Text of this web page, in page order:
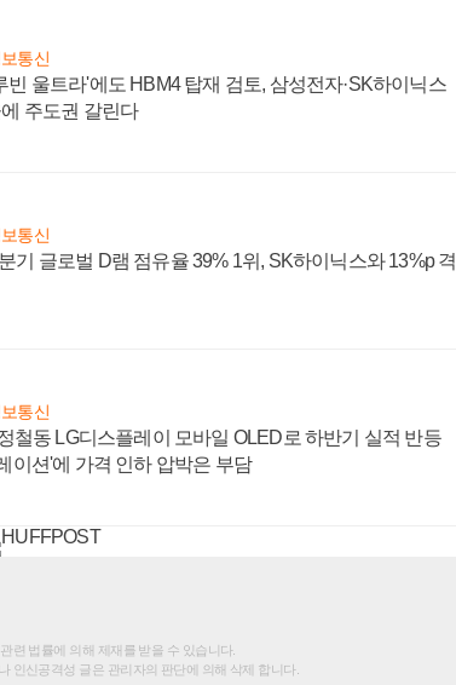
통신
빈 울트라'에도 HBM4 탑재 검토, 삼성전자·SK하이닉스
주도권 갈린다
통신
기 글로벌 D램 점유율 39% 1위, SK하이닉스와 13%p 격
통신
철동 LG디스플레이 모바일 OLED로 하반기 실적 반등
이션'에 가격 인하 압박은 부담
련 법률에 의해 제재를 받을 수 있습니다.
인신공격성 글은 관리자의 판단에 의해 삭제 합니다.